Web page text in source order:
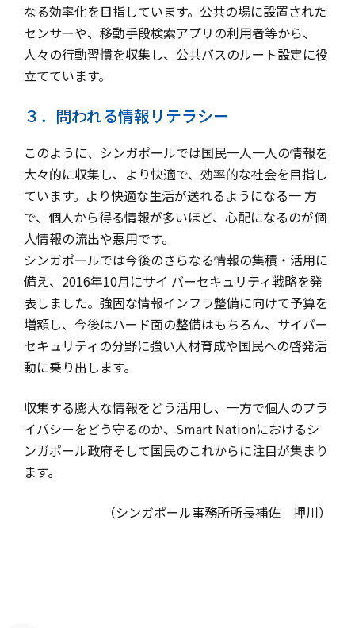
なる効率化を目指しています。公共の場に設置された
センサーや、移動手段検索アプリの利用者等から、
人々の行動習慣を収集し、公共バスのルート設定に役
立てています。
３．問われる情報リテラシー
このように、シンガポールでは国民一人一人の情報を
大々的に収集し、より快適で、効率的な社会を目指し
ています。より快適な生活が送れるようになる一 方
で、個人から得る情報が多いほど、心配になるのが個
人情報の流出や悪用です。
シンガポールでは今後のさらなる情報の集積・活用に
備え、2016年10月にサイ バーセキュリティ戦略を発
表しました。強固な情報インフラ整備に向けて予算を
増額し、今後はハード面の整備はもちろん、サイバー
セキュリティの分野に強い人材育成や国民への啓発活
動に乗り出します。
収集する膨大な情報をどう活用し、一方で個人のプラ
イバシーをどう守るのか、Smart Nationにおけるシ
ンガポール政府そして国民のこれからに注目が集まり
ます。
（シンガポール事務所所長補佐 押川）